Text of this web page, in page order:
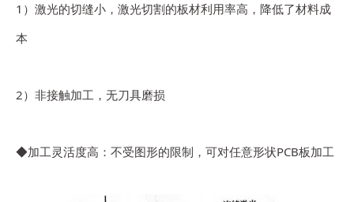
1）激光的切缝小，激光切割的板材利用率高，降低了材料成
本
2）非接触加工，无刀具磨损
◆加工灵活度高：不受图形的限制，可对任意形状PCB板加工